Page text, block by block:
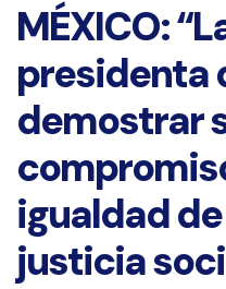
MÉXICO:
presidenta
demostrar
igualdad
justicia